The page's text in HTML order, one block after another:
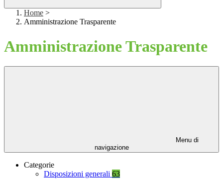
Home >
Amministrazione Trasparente
Amministrazione Trasparente
Menu di
navigazione
Categorie
Disposizioni generali 63